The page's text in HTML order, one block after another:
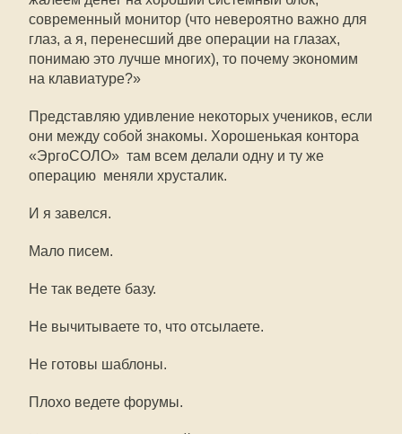
современный монитор (что невероятно важно для
глаз, а я, перенесший две операции на глазах,
понимаю это лучше многих), то почему экономим
на клавиатуре?»
Представляю удивление некоторых учеников, если
они между собой знакомы. Хорошенькая контора
«ЭргоСОЛО»  там всем делали одну и ту же
операцию  меняли хрусталик.
И я завелся.
Мало писем.
Не так ведете базу.
Не вычитываете то, что отсылаете.
Не готовы шаблоны.
Плохо ведете форумы.